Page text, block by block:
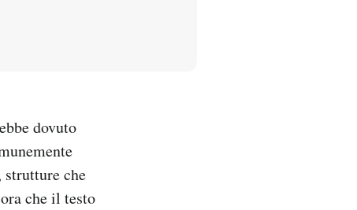
dovuto
che
che il testo